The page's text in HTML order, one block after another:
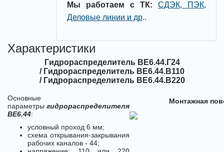
Мы работаем с ТК:
СДЭК, ПЭК,
Деловые линии и др..
Характеристики
Гидрораспределитель ВЕ6.44.Г24
/ Гидрораспределитель ВЕ6.44.В110
/ Гидрораспределитель ВЕ6.44.В220
Основные
параметры гидрораспределителя
ВЕ6.44:
условный проход 6 мм;
схема открывания-закрывания
рабочих каналов - 44;
Монтажная